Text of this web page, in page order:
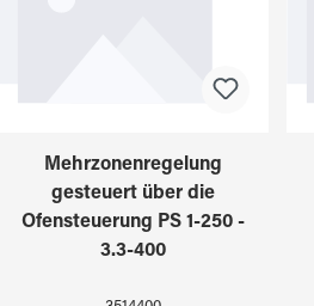
Mehrzonenregelung
gesteuert über die
Ofensteuerung PS 1-250 -
3.3-400